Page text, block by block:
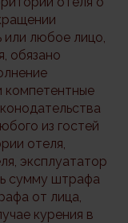
или любое лицо,
обязано
компетентные
из гостей
отеля,
эксплуататор
сумму штрафа
от лица,
курения в